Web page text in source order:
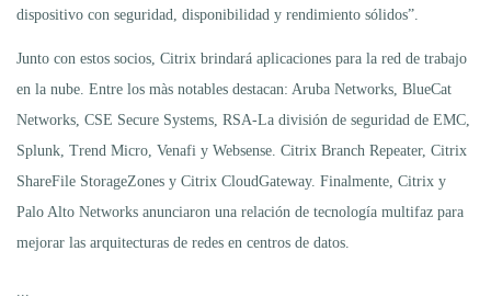
dispositivo con seguridad, disponibilidad y rendimiento sólidos”.
Junto con estos socios, Citrix brindará aplicaciones para la red de trabajo
en la nube. Entre los màs notables destacan: Aruba Networks, BlueCat
Networks, CSE Secure Systems, RSA-La división de seguridad de EMC,
Splunk, Trend Micro, Venafi y Websense. Citrix Branch Repeater, Citrix
ShareFile StorageZones y Citrix CloudGateway. Finalmente, Citrix y
Palo Alto Networks anunciaron una relación de tecnología multifaz para
mejorar las arquitecturas de redes en centros de datos.